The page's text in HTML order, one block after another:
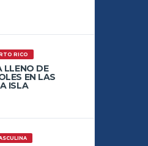
RICO
LLENO DE
EN LAS
ISLA